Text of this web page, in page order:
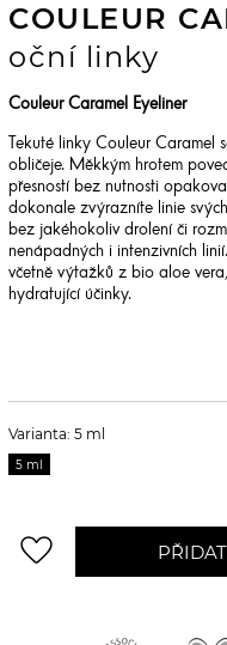
COULEUR
oční linky
Couleur Caramel Eyeliner
Tekuté linky Couleur Caramel
obličeje. Měkkým hrotem
přesností bez nutnosti
dokonale zvýrazníte linie
bez jakéhokoliv drolení či
nenápadných i intenzivních
včetně výtažků z bio aloe
hydratující účinky.
Varianta: 5 ml
5 ml
favorite_border